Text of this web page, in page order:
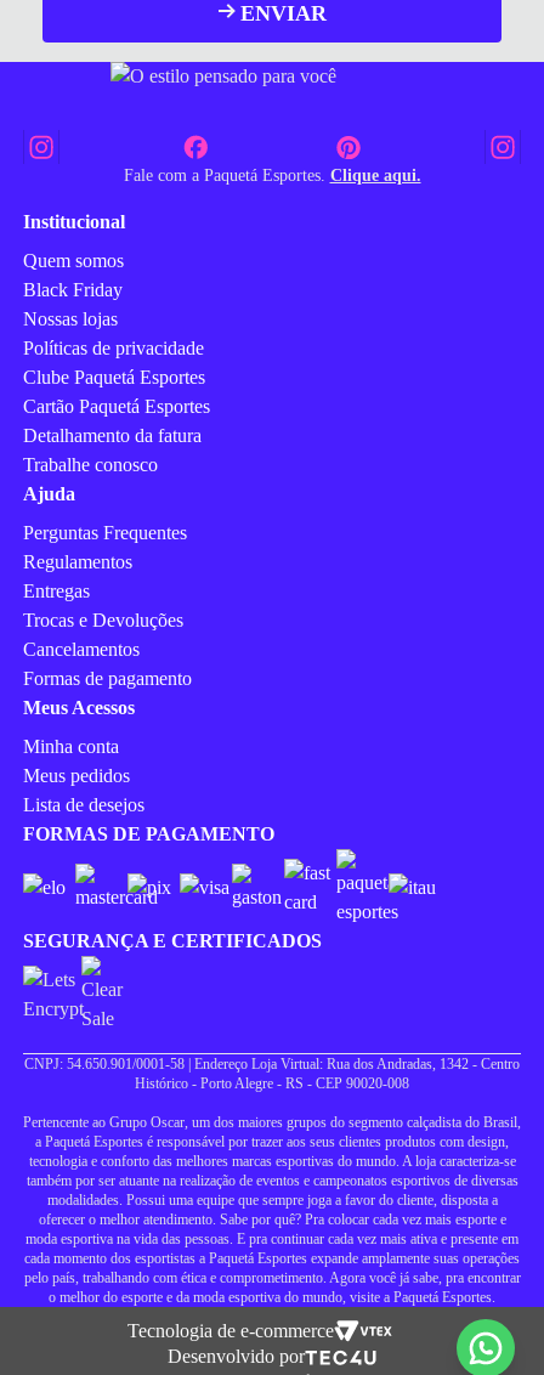
ENVIAR
Fale com a Paquetá Esportes. Clique aqui.
Institucional
Quem somos
Black Friday
Nossas lojas
Políticas de privacidade
Clube Paquetá Esportes
Cartão Paquetá Esportes
Detalhamento da fatura
Trabalhe conosco
Ajuda
Perguntas Frequentes
Regulamentos
Entregas
Trocas e Devoluções
Cancelamentos
Formas de pagamento
Meus Acessos
Minha conta
Meus pedidos
Lista de desejos
FORMAS DE PAGAMENTO
SEGURANÇA E CERTIFICADOS
CNPJ: 54.650.901/0001-58 | Endereço Loja Virtual: Rua dos Andradas, 1342 - Centro
Histórico - Porto Alegre - RS - CEP 90020-008
Pertencente ao Grupo Oscar, um dos maiores grupos do segmento calçadista do Brasil,
a Paquetá Esportes é responsável por trazer aos seus clientes produtos com design,
tecnologia e conforto das melhores marcas esportivas do mundo. A loja caracteriza-se
também por ser atuante na realização de eventos e campeonatos esportivos de diversas
modalidades. Possui uma equipe que sempre joga a favor do cliente, disposta a
oferecer o melhor atendimento. Sabe por quê? Pra colocar cada vez mais esporte e
moda esportiva na vida das pessoas. E pra continuar cada vez mais ativa e presente em
cada momento dos esportistas a Paquetá Esportes expande amplamente suas operações
pelo país, trabalhando com ética e comprometimento. Agora você já sabe, pra encontrar
o melhor do esporte e da moda esportiva do mundo, visite a Paquetá Esportes.
Tecnologia de e-commerce
Desenvolvido por